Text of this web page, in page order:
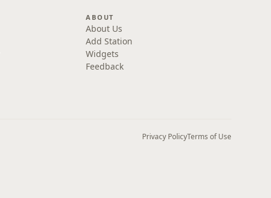
ABOUT
About Us
Add Station
Widgets
Feedback
Privacy PolicyTerms of Use